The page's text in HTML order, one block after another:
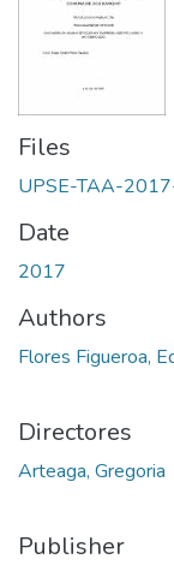
Files
UPSE-TAA-
Date
2017
Authors
Flores Figueroa,
Directores
Arteaga, Gregoria
Publisher